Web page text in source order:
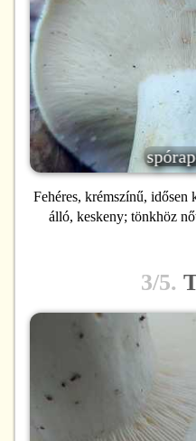
Fehéres, krémszínű, idősen
álló, keskeny; tönkhöz
3/5.